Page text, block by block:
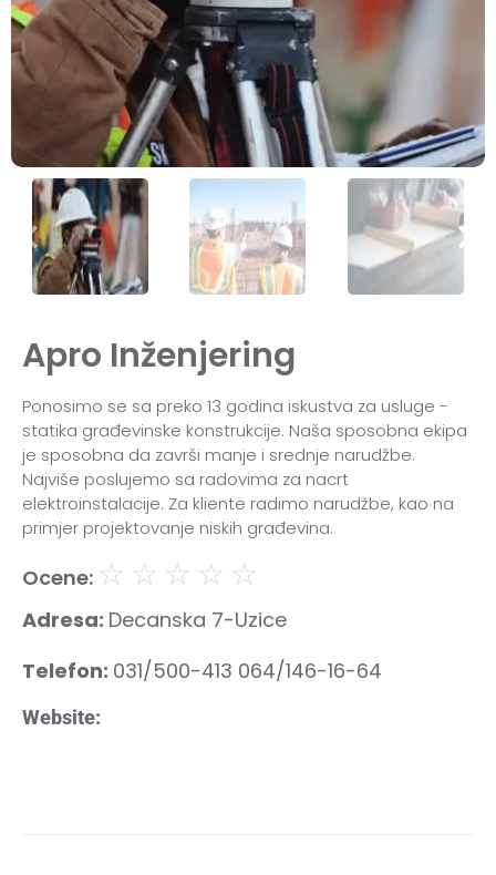
Apro Inženjering
Ponosimo se sa preko 13 godina iskustva za usluge -
statika građevinske konstrukcije. Naša sposobna ekipa
je sposobna da završi manje i srednje narudžbe.
Najviše poslujemo sa radovima za nacrt
elektroinstalacije. Za kliente radimo narudžbe, kao na
primjer projektovanje niskih građevina.
Ocene: ☆ ☆ ☆ ☆ ☆
Adresa: Decanska 7-Uzice
Telefon: 031/500-413 064/146-16-64
Website: